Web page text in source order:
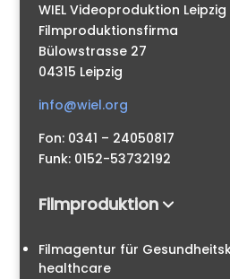
WIEL Videoproduktion Leipzig
Filmproduktionsfirma
Bülowstrasse 27
04315 Leipzig
info@wiel.org
Fon: 0341 – 24050817
Funk: 0152-53732192
Filmproduktion
Filmagentur für
healthcare